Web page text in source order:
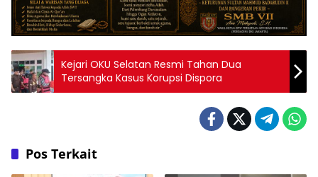
Kejari OKU Selatan Resmi Tahan Dua
Tersangka Kasus Korupsi Dispora
Pos Terkait